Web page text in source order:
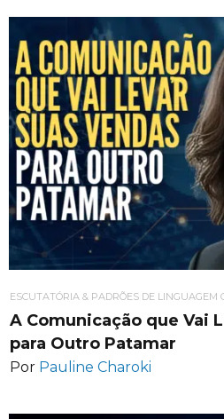
ESCUTATÓRIA & PADRÕES DE LINGUAGEM
A Comunicação que Vai
para Outro Patamar
Por Pauline Charoki